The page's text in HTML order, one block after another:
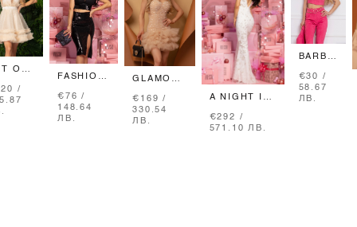
OF
/
FASHION
ПОЛА
€76 /
148.64
ЛВ.
GLAMOUR
ПАРТИ
РОКЛЯ
€169 /
330.54
ЛВ.
A NIGHT IN
ПРЕМИЕРНА
РОКЛЯ
€292 /
571.10 ЛВ.
BARBIE
DOLL
КОЛАН
- PINK
€30 /
58.67
ЛВ.